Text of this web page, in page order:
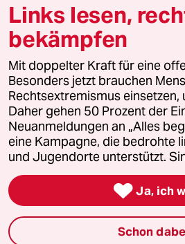
© 2026 taz Verlags und Vertriebs
Alle Rechte vorbehalten. Bei rechtlichen
wenden Sie sich bitte an
lizenzen@taz.de
Feedback Redaktionsstatut
Leitlinie Informant Datenschutz
Seitenwende Einwilligungen
Links lesen,
bekämpfen
Mit doppelter Kraft für eine
Besonders jetzt brauchen
Rechtsextremismus
Daher gehen 50 Prozent der
Neuanmeldungen an „Alles
eine Kampagne, die bedrohte
und Jugendorte unterstützt.
 Ja, ich
Schon